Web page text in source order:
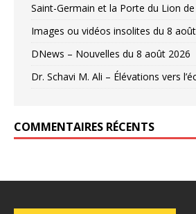
Saint-Germain et la Porte du Lion
Images ou vidéos insolites du 8
DNews – Nouvelles du 8 août 2026
Dr. Schavi M. Ali – Élévations vers
COMMENTAIRES RÉCENTS